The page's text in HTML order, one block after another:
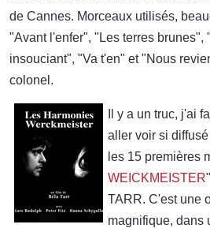
de Cannes. Morceaux utilisés,
"Avant l'enfer", "Les terres brunes",
insouciant", "Va t'en" et "Nous
colonel.
Il y a un truc, j'ai
aller voir si
les 15 premières
WEICKMEISTER
TARR. C'est une
magnifique, dans